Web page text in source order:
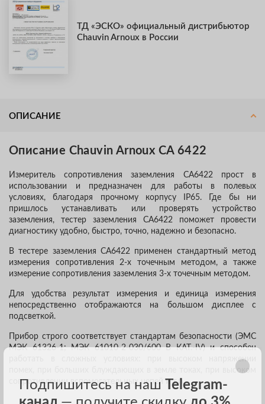
ТД «ЭСКО» официальный дистрибьютор
Chauvin Arnoux в России
ОПИСАНИЕ
Описание Chauvin Arnoux CA 6422
Измеритель сопротивления заземления СА6422 прост в
использовании и предназначен для работы в полевых
условиях, благодаря прочному корпусу IP65. Где бы ни
пришлось устанавливать или проверять устройство
заземления, тестер заземления СА6422 поможет провести
диагностику удобно, быстро, точно, надежно и безопасно.
В тестере заземления СА6422 применен стандартный метод
измерения сопротивления 2-х точечным методом, а также
измерение сопротивления заземления 3-х точечным методом.
Для удобства результат измерения и единица измерения
непосредственно отображаются на большом дисплее с
подсветкой.
Прибор строго соответствует стандартам безопасности (ЭМС
МЭК 61326-1; МЭК 61010-2-030/600 В КАТ.-IV) и способен
работать в сложных условиях: при высоком напряжении
помех, при больших блуждающих в земле токах, при высоком
сопротивлении вспомогательных цепей и т.п.
Подпишитесь на наш Telegram-